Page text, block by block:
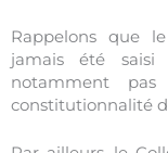
Rappelons que
jamais été
notamment
constitutionnalité